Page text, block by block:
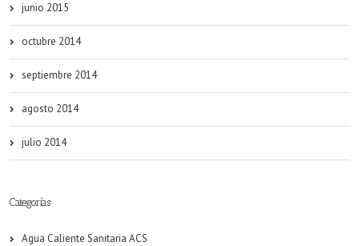
junio 2015
octubre 2014
septiembre 2014
agosto 2014
julio 2014
Categorías
Agua Caliente Sanitaria ACS